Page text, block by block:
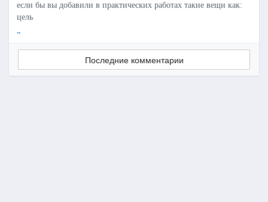
если бы вы добавили в практических работах такие вещи как:
цель
..
Последние комментарии